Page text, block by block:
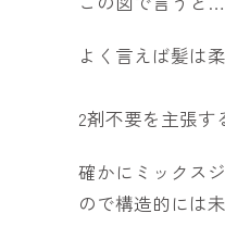
よく言えば髪は
2剤不要を主張
確かにミックス
ので構造的には